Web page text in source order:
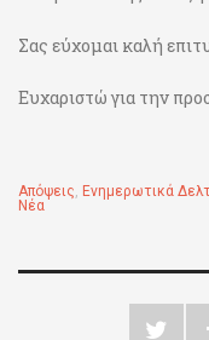
Σας εύχομαι καλή
Ευχαριστώ για την
Απόψεις, Ενημερωτικά
Νέα